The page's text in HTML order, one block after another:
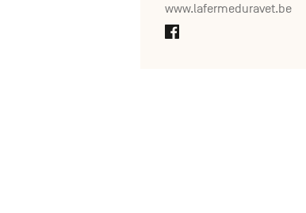
www.lafermeduravet.be